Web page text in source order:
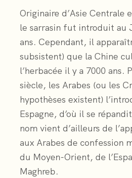
Originaire d’Asie Centrale
le sarrasin fut introduit au
ans. Cependant, il
subsistent) que la Chine
l’herbacée il y a 7000 ans.
siècle, les Arabes (ou les
hypothèses existent)
Espagne, d’où il se
nom vient d’ailleurs de
aux Arabes de confession
du Moyen-Orient, de
Maghreb.